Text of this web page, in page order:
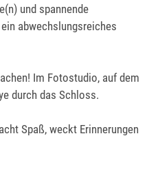
und spannende
abwechslungsreiches
Im Fotostudio, auf dem
durch das Schloss.
Spaß, weckt Erinnerungen